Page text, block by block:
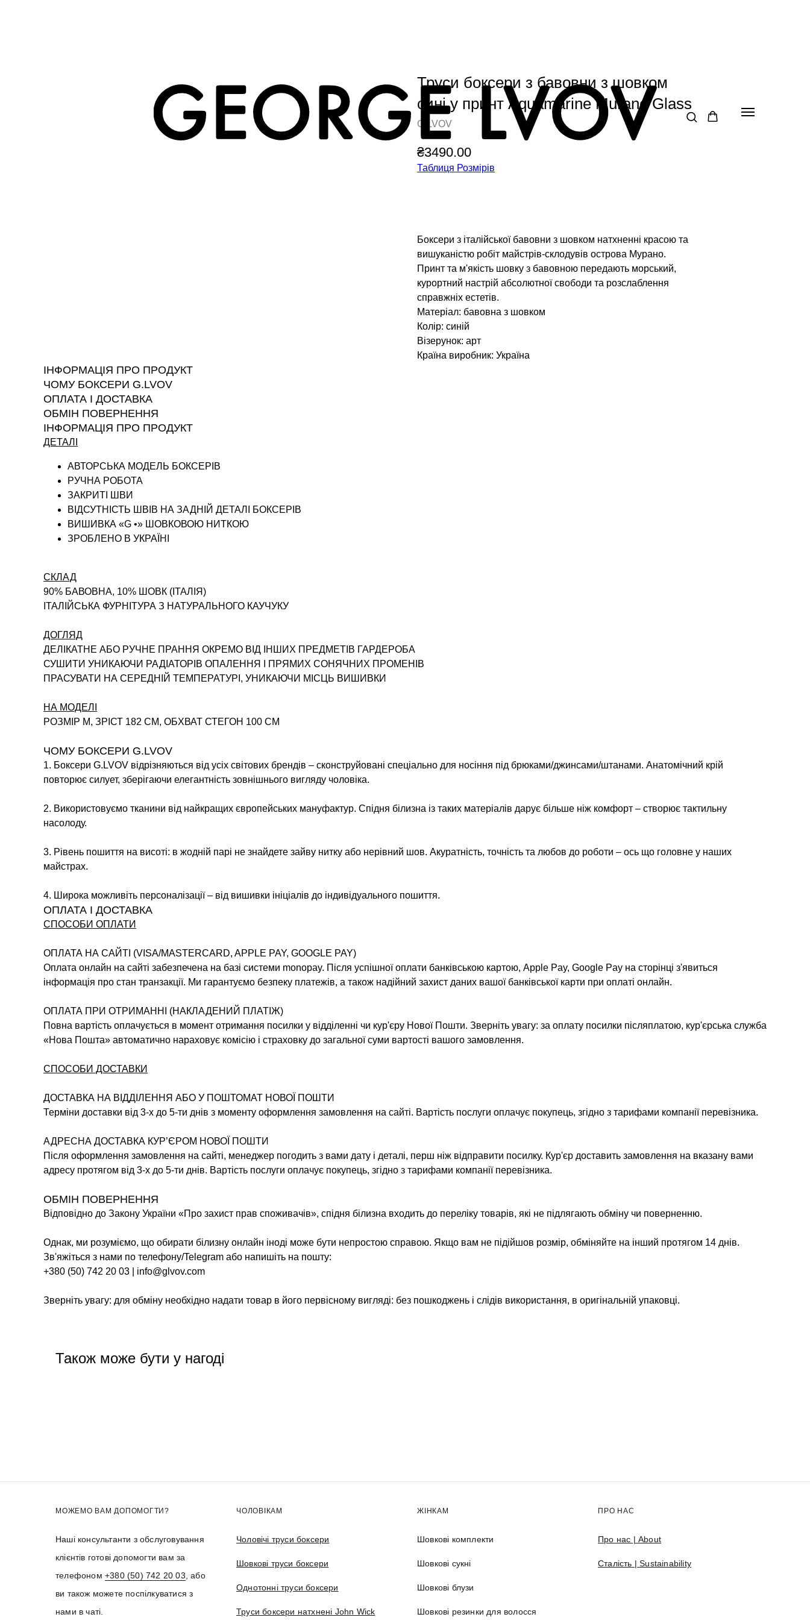
Труси боксери з бавовни з шовком
сині у принт Aquamarine Murano Glass
G.LVOV
₴3490.00
Таблиця Розмірів
Боксери з італійської бавовни з шовком натхненні красою та
вишуканістю робіт майстрів-склодувів острова Мурано.
Принт та м'якість шовку з бавовною передають морський,
курортний настрій абсолютної свободи та розслаблення
справжніх естетів.
Матеріал: бавовна з шовком
Колір: синій
Візерунок: арт
Країна виробник: Україна
ІНФОРМАЦІЯ ПРО ПРОДУКТ
ЧОМУ БОКСЕРИ G.LVOV
ОПЛАТА І ДОСТАВКА
ОБМІН ПОВЕРНЕННЯ
ІНФОРМАЦІЯ ПРО ПРОДУКТ
ДЕТАЛІ
АВТОРСЬКА МОДЕЛЬ БОКСЕРІВ
РУЧНА РОБОТА
ЗАКРИТІ ШВИ
ВІДСУТНІСТЬ ШВІВ НА ЗАДНІЙ ДЕТАЛІ БОКСЕРІВ
ВИШИВКА «G •» ШОВКОВОЮ НИТКОЮ
ЗРОБЛЕНО В УКРАЇНІ
СКЛАД
90% БАВОВНА, 10% ШОВК (ІТАЛІЯ)
ІТАЛІЙСЬКА ФУРНІТУРА З НАТУРАЛЬНОГО КАУЧУКУ
ДОГЛЯД
ДЕЛІКАТНЕ АБО РУЧНЕ ПРАННЯ ОКРЕМО ВІД ІНШИХ ПРЕДМЕТІВ ГАРДЕРОБА
СУШИТИ УНИКАЮЧИ РАДІАТОРІВ ОПАЛЕННЯ І ПРЯМИХ СОНЯЧНИХ ПРОМЕНІВ
ПРАСУВАТИ НА СЕРЕДНІЙ ТЕМПЕРАТУРІ, УНИКАЮЧИ МІСЦЬ ВИШИВКИ
НА МОДЕЛІ
РОЗМІР M, ЗРІСТ 182 СМ, ОБХВАТ СТЕГОН 100 СМ
ЧОМУ БОКСЕРИ G.LVOV
1. Боксери G.LVOV відрізняються від усіх світових брендів – сконструйовані спеціально для носіння під брюками/джинсами/штанами. Анатомічний крій
повторює силует, зберігаючи елегантність зовнішнього вигляду чоловіка.
2. Використовуємо тканини від найкращих європейських мануфактур. Спідня білизна із таких матеріалів дарує більше ніж комфорт – створює тактильну
насолоду.
3. Рівень пошиття на висоті: в жодній парі не знайдете зайву нитку або нерівний шов. Акуратність, точність та любов до роботи – ось що головне у наших
майстрах.
4. Широка можливіть персоналізації – від вишивки ініціалів до індивідуального пошиття.
ОПЛАТА І ДОСТАВКА
СПОСОБИ ОПЛАТИ
ОПЛАТА НА САЙТІ (VISA/MASTERCARD, APPLE PAY, GOOGLE PAY)
Оплата онлайн на сайті забезпечена на базі системи monopay. Після успішної оплати банківською картою, Apple Pay, Google Pay на сторінці з'явиться
інформація про стан транзакції. Ми гарантуємо безпеку платежів, а також надійний захист даних вашої банківської карти при оплаті онлайн.
ОПЛАТА ПРИ ОТРИМАННІ (НАКЛАДЕНИЙ ПЛАТІЖ)
Повна вартість оплачується в момент отримання посилки у відділенні чи кур'єру Нової Пошти. Зверніть увагу: за оплату посилки післяплатою, кур'єрська служба
«Нова Пошта» автоматично нараховує комісію і страховку до загальної суми вартості вашого замовлення.
СПОСОБИ ДОСТАВКИ
ДОСТАВКА НА ВІДДІЛЕННЯ АБО У ПОШТОМАТ НОВОЇ ПОШТИ
Терміни доставки від 3-х до 5-ти днів з моменту оформлення замовлення на сайті. Вартість послуги оплачує покупець, згідно з тарифами компанії перевізника.
АДРЕСНА ДОСТАВКА КУР’ЄРОМ НОВОЇ ПОШТИ
Після оформлення замовлення на сайті, менеджер погодить з вами дату і деталі, перш ніж відправити посилку. Кур'єр доставить замовлення на вказану вами
адресу протягом від 3-х до 5-ти днів. Вартість послуги оплачує покупець, згідно з тарифами компанії перевізника.
ОБМІН ПОВЕРНЕННЯ
Відповідно до Закону України «Про захист прав споживачів», спідня білизна входить до переліку товарів, які не підлягають обміну чи поверненню.
Однак, ми розуміємо, що обирати білизну онлайн іноді може бути непростою справою. Якщо вам не підійшов розмір, обміняйте на інший протягом 14 днів.
Зв'яжіться з нами по телефону/Telegram або напишіть на пошту:
+380 (50) 742 20 03 | info@glvov.com
Зверніть увагу: для обміну необхідно надати товар в його первісному вигляді: без пошкоджень і слідів використання, в оригінальній упаковці.
Також може бути у нагоді
МОЖЕМО ВАМ ДОПОМОГТИ?
Наші консультанти з обслуговування
клієнтів готові допомогти вам за
телефоном +380 (50) 742 20 03 , або
ви також можете поспілкуватися з
нами в чаті.
ЧОЛОВІКАМ
Чоловічі труси боксери
Шовкові труси боксери
Однотонні труси боксери
Труси боксери натхнені John Wick
ЖІНКАМ
Шовкові комплекти
Шовкові сукні
Шовкові блузи
Шовкові резинки для волосся
ПРО НАС
Про нас | About
Сталість | Sustainability